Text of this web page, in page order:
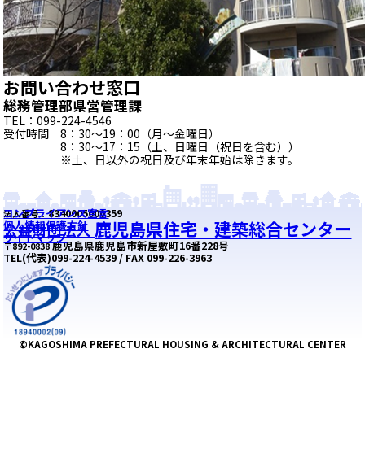
お問い合わせ窓口
総務管理部県営管理課
TEL：099-224-4546
受付時間 8：30～19：00（月～金曜日）
8：30～17：15（土、日曜日（祝日を含む））
※土、日以外の祝日及び年末年始は除きます。
コンプライアンス宣言
個人情報保護方針
サイトマップ
法人番号：8340005000359
公益財団法人鹿児島県住宅・建築総合センター
〒892-0838鹿児島県鹿児島市新屋敷町16番228号
TEL(代表)099-224-4539 / FAX 099-226-3963
©KAGOSHIMA PREFECTURAL HOUSING & ARCHITECTURAL CENTER